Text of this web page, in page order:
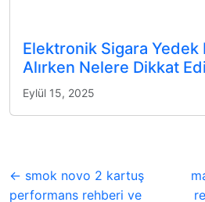
Elektronik Sigara Yedek
Alırken Nelere Dikkat
Eylül 15, 2025
← smok novo 2 kartuş
performans rehberi ve